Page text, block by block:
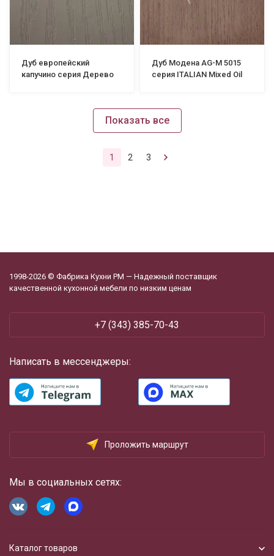
Дуб европейский
капучино серия Дерево
Дуб Модена AG-М 5015
серия ITALIAN Mixed Oil
Показать все
1 2 3
1998-2026 © Фабрика Кухни РМ — Надежный поставщик
качественной кухонной мебели по низким ценам
+7 (343) 385-70-43
Написать в мессенджеры:
Проложить маршрут
Мы в социальных сетях:
Каталог товаров